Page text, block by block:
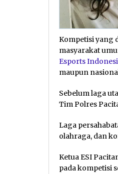
Kompetisi yang
masyarakat
Esports
maupun
Sebelum laga
Tim Polres
Laga
olahraga, dan
Ketua ESI
pada kompetisi